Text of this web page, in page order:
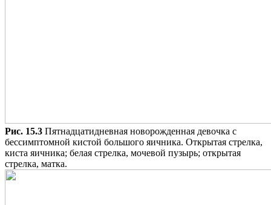
Рис. 15.3 Пятнадцатидневная новорожденная девочка с
бессимптомной кистой большого яичника. Открытая стрелка,
киста яичника; белая стрелка, мочевой пузырь; открытая
стрелка, матка.